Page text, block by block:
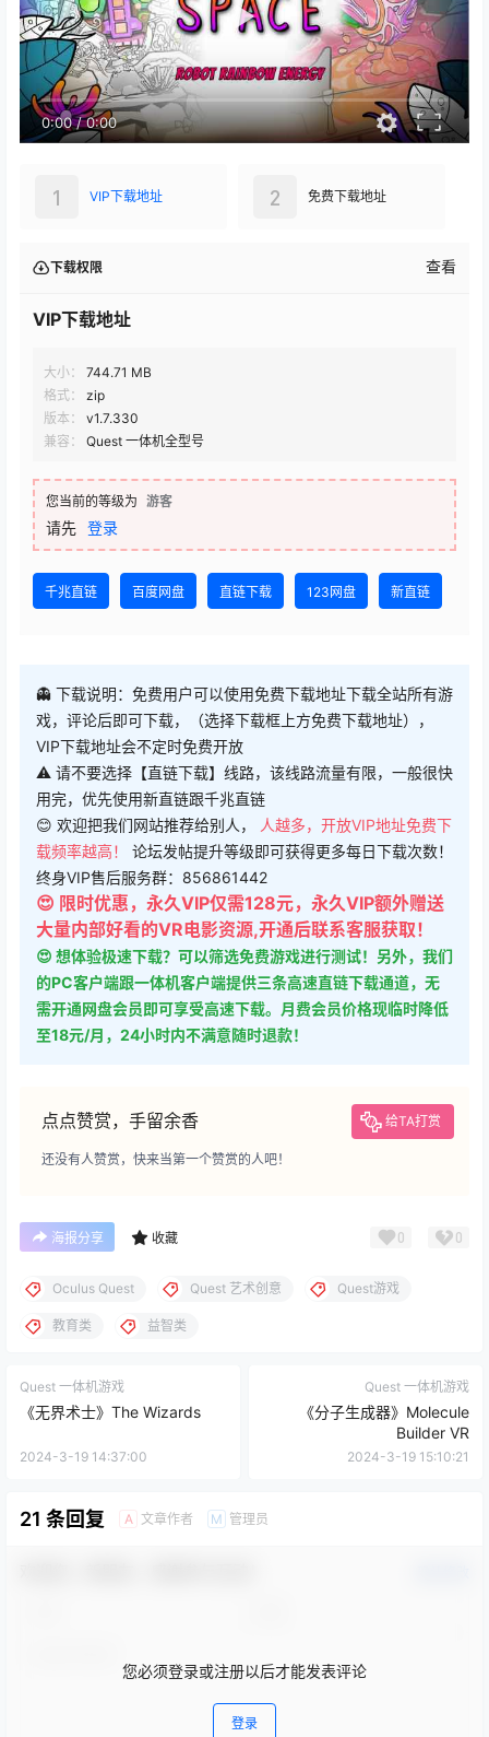
0:00/0:00
VIP下载地址
1 免费下载地址
2
下载权限 查看
VIP下载地址
大小：
744.71 MB
格式：
zip
版本：
v1.7.330
兼容：
Quest 一体机全型号
您当前的等级为 游客
请先 登录
千兆直链 百度网盘 直链下载 123网盘 新直链
👻 下载说明：免费用户可以使用免费下载地址下载全站所有游
戏，评论后即可下载，（选择下载框上方免费下载地址），
VIP下载地址会不定时免费开放
⚠ 请不要选择【直链下载】线路，该线路流量有限，一般很快
用完，优先使用新直链跟千兆直链
😊 欢迎把我们网站推荐给别人， 人越多，开放VIP地址免费下
载频率越高！ 论坛发帖提升等级即可获得更多每日下载次数！
终身VIP售后服务群：856861442
😍 限时优惠，永久VIP仅需128元，永久VIP额外赠送
大量内部好看的VR电影资源,开通后联系客服获取！
😍 想体验极速下载？可以筛选免费游戏进行测试！另外，我们
的PC客户端跟一体机客户端提供三条高速直链下载通道，无
需开通网盘会员即可享受高速下载。月费会员价格现临时降低
至18元/月，24小时内不满意随时退款！
点点赞赏，手留余香 给TA打赏
还没有人赞赏，快来当第一个赞赏的人吧！
海报分享 收藏 0 0
Oculus Quest Quest 艺术创意 Quest游戏
教育类 益智类
Quest 一体机游戏
《无界术士》The Wizards
2024-3-19 14:37:00
Quest 一体机游戏
《分子生成器》Molecule
Builder VR
2024-3-19 15:10:21
21 条回复 A 文章作者 M 管理员
您必须登录或注册以后才能发表评论
登录